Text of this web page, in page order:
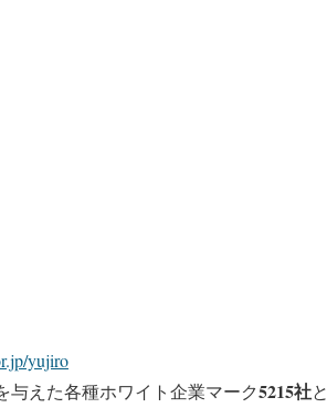
yujiro
えた各種ホワイト企業マーク5215社と